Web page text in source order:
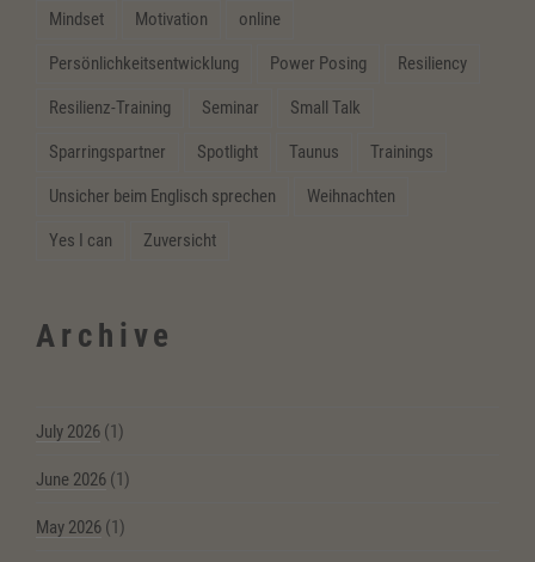
Mindset Motivation online
Persönlichkeitsentwicklung Power Posing Resiliency
Resilienz-Training Seminar Small Talk
Sparringspartner Spotlight Taunus Trainings
Unsicher beim Englisch sprechen Weihnachten
Yes I can Zuversicht
Archive
July 2026 (1)
June 2026 (1)
May 2026 (1)